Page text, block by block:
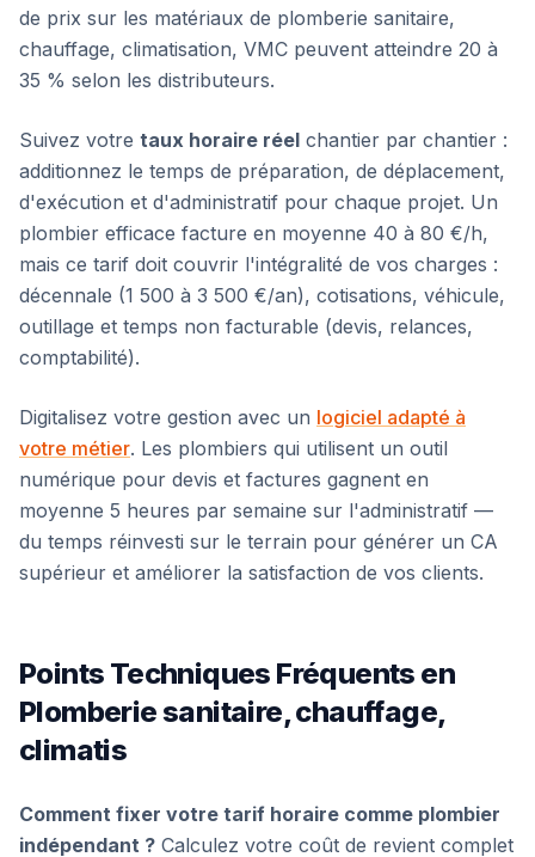
de prix sur les matériaux de plomberie sanitaire,
chauffage, climatisation, VMC peuvent atteindre 20 à
35 % selon les distributeurs.
Suivez votre taux horaire réel chantier par chantier :
additionnez le temps de préparation, de déplacement,
d'exécution et d'administratif pour chaque projet. Un
plombier efficace facture en moyenne 40 à 80 €/h,
mais ce tarif doit couvrir l'intégralité de vos charges :
décennale (1 500 à 3 500 €/an), cotisations, véhicule,
outillage et temps non facturable (devis, relances,
comptabilité).
Digitalisez votre gestion avec un logiciel adapté à
votre métier. Les plombiers qui utilisent un outil
numérique pour devis et factures gagnent en
moyenne 5 heures par semaine sur l'administratif —
du temps réinvesti sur le terrain pour générer un CA
supérieur et améliorer la satisfaction de vos clients.
Points Techniques Fréquents en
Plomberie sanitaire, chauffage,
climatis
Comment fixer votre tarif horaire comme plombier
indépendant ? Calculez votre coût de revient complet